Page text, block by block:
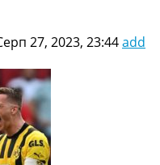
27, 2023, 23:44add